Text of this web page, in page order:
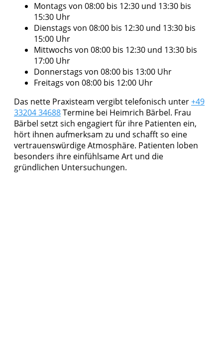
Montags von 08:00 bis 12:30 und 13:30 bis
15:30 Uhr
Dienstags von 08:00 bis 12:30 und 13:30 bis
15:00 Uhr
Mittwochs von 08:00 bis 12:30 und 13:30 bis
17:00 Uhr
Donnerstags von 08:00 bis 13:00 Uhr
Freitags von 08:00 bis 12:00 Uhr
Das nette Praxisteam vergibt telefonisch unter+49
33204 34688Termine bei Heimrich Bärbel. Frau
Bärbel setzt sich engagiert für ihre Patienten ein,
hört ihnen aufmerksam zu und schafft so eine
vertrauenswürdige Atmosphäre. Patienten loben
besonders ihre einfühlsame Art und die
gründlichen Untersuchungen.